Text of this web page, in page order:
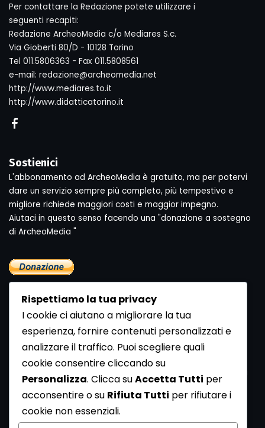
Per contattare la Redazione potete utilizzare i
seguenti recapiti:
Redazione ArcheoMedia c/o Mediares S.c.
Via Gioberti 80/D - 10128 Torino
Tel 011.5806363 - Fax 011.5808561
e-mail: redazione@archeomedia.net
http://www.mediares.to.it
http://www.didatticatorino.it
Sostienici
L'abbonamento ad ArcheoMedia è gratuito, ma per potervi
dare un servizio sempre più completo, più tempestivo e
migliore richiede maggiori costi e maggior impegno.
Aiutaci in questo senso facendo una "donazione a sostegno
di ArcheoMedia "
Newsletter
Se vuoi ricevere la Rivista gratuita di archeologia realizzata
dalla Redazione di ArcheoMedia iscriviti alla nostra
Newsletter [Clicca Qui]
Rispettiamo la tua privacy
I cookie ci aiutano a migliorare la tua
esperienza, fornire contenuti personalizzati e
analizzare il traffico. Puoi scegliere quali
cookie consentire cliccando su
Personalizza. Clicca suAccetta Tutti per
acconsentire o su Rifiuta Tutti per rifiutare i
cookie non essenziali.